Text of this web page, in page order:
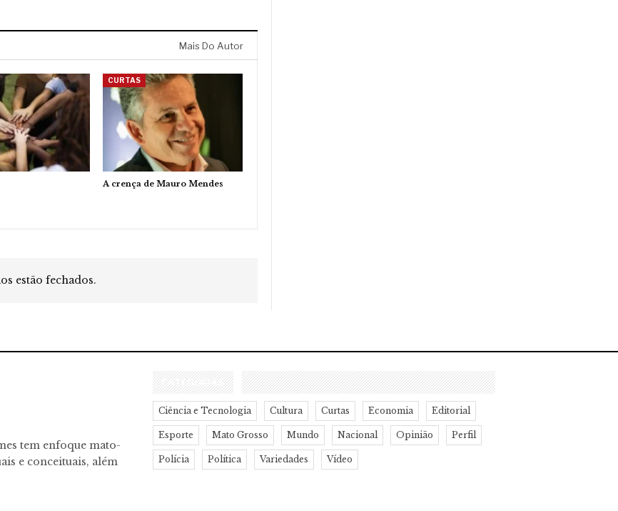
Mais Do Autor
CURTAS
A crença de Mauro Mendes
estão fechados.
tem enfoque mato-
e conceituais, além
CATEGORIAS
Ciência e Tecnologia Cultura Curtas Economia Editorial
Esporte Mato Grosso Mundo Nacional Opinião Perfil
Polícia Política Variedades Vídeo